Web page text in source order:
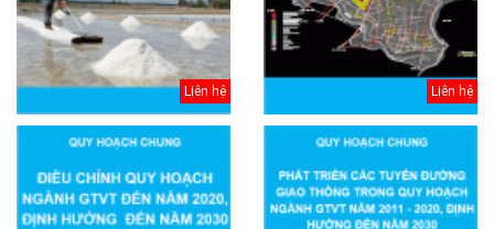
Liên hệ Liên hệ